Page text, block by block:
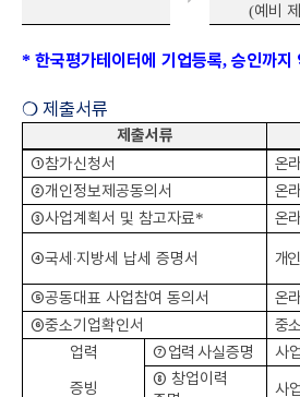
(예비
* 한국평가테이터에 기업등록, 승인까지
❍ 제출서류
제출서류
①참가신청서
온
②개인정보제공동의서
온
③사업계획서 및 참고자료* 온
④국세‧지방세 납세 증명서 개
⑤공동대표 사업참여 동의서 온
⑥중소기업확인서
중
업력
⑦업력 사실증명
사
증빙
⑧ 창업이력
사